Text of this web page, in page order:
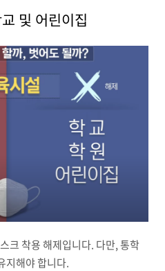
및 어린이집
크 착용 해제입니다. 다만, 통학
지해야 합니다.